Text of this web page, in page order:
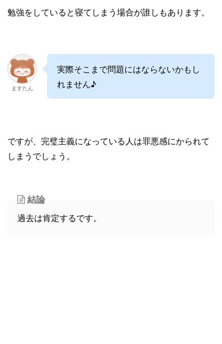
勉強をしていると寝てしまう場合が誰しもあります。
ますたん
実際そこまで問題にはならないかもし
れません♪
ですが、完璧主義になっている人は罪悪感にかられて
しまうでしょう。
結論
過去は肯定するです。